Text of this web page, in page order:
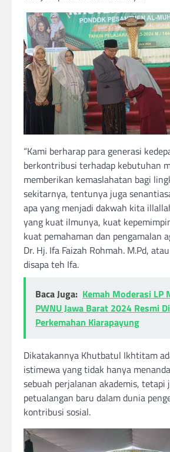
“Kami berharap para generasi
berkontribusi terhadap kebutuhan
memberikan kemaslahatan bagi
sekitarnya, tentunya juga
apa yang menjadi dakwah kita
yang kuat ilmunya, kuat
kuat pemahaman dan pengamalan
Dr. Hj. Ifa Faizah Rohmah. M.Pd,
disapa teh Ifa.
Baca Juga: Kemah Moderasi LP
PWNU Jawa Barat 2024 Resmi
Perkemahan Kiarapayung
Dikatakannya Khutbatul Ikhtitam
istimewa yang tidak hanya
sebuah perjalanan akademis, tetapi
petualangan baru dalam dunia
kontribusi sosial.